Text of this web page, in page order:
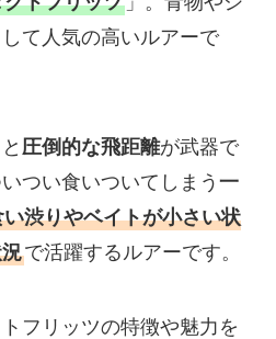
て人気の高いルアーで
と 圧倒的な飛距離が武器で
つい食いついてしまう 一
い渋りやベイトが小さい状
で活躍するルアーです。
フリッツの特徴や魅力を